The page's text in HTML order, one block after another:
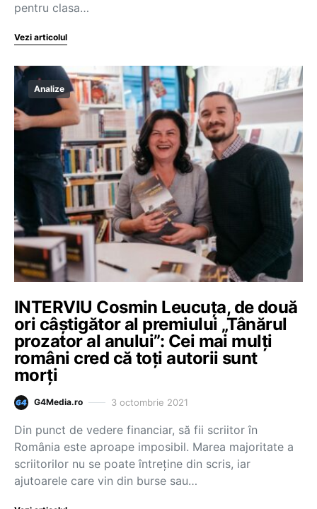
pentru clasa…
Vezi articolul
Analize
INTERVIU Cosmin Leucuța, de două
ori câștigător al premiului „Tânărul
prozator al anului”: Cei mai mulți
români cred că toți autorii sunt
morți
G4Media.ro 3 octombrie 2021
Din punct de vedere financiar, să fii scriitor în
România este aproape imposibil. Marea majoritate a
scriitorilor nu se poate întreține din scris, iar
ajutoarele care vin din burse sau…